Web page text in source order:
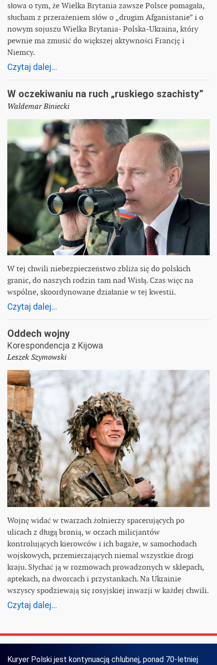
słowa o tym, że Wielka Brytania zawsze Polsce pomagała,
słucham z przerażeniem słów o „drugim Afganistanie” i o
nowym sojuszu Wielka Brytania- Polska-Ukraina, który
pewnie ma zmusić do większej aktywności Francję i
Niemcy.
Czytaj dalej...
W oczekiwaniu na ruch „ruskiego szachisty”
Waldemar Biniecki
W tej chwili niebezpieczeństwo zbliża się do polskich
granic, do naszych rodzin tam nad Wisłą. Czas więc na
wspólne, skoordynowane działanie w tej kwestii.
Czytaj dalej...
Oddech wojny
Korespondencja z Kijowa
Leszek Szymowski
Wojnę widać w twarzach żołnierzy spacerujących po
ulicach z długą bronią, w oczach milicjantów
kontrolujących kierowców i ich bagaże, w samochodach
wojskowych, przemierzających niemal wszystkie drogi
kraju. Słychać ją w rozmowach prowadzonych w sklepach,
aptekach, na dworcach i przystankach. Na Ukrainie
wszyscy spodziewają się rosyjskiej inwazji w każdej chwili.
Czytaj dalej...
Kuryer Polski jest kontynuacją chlubnej, ponad 70-letniej